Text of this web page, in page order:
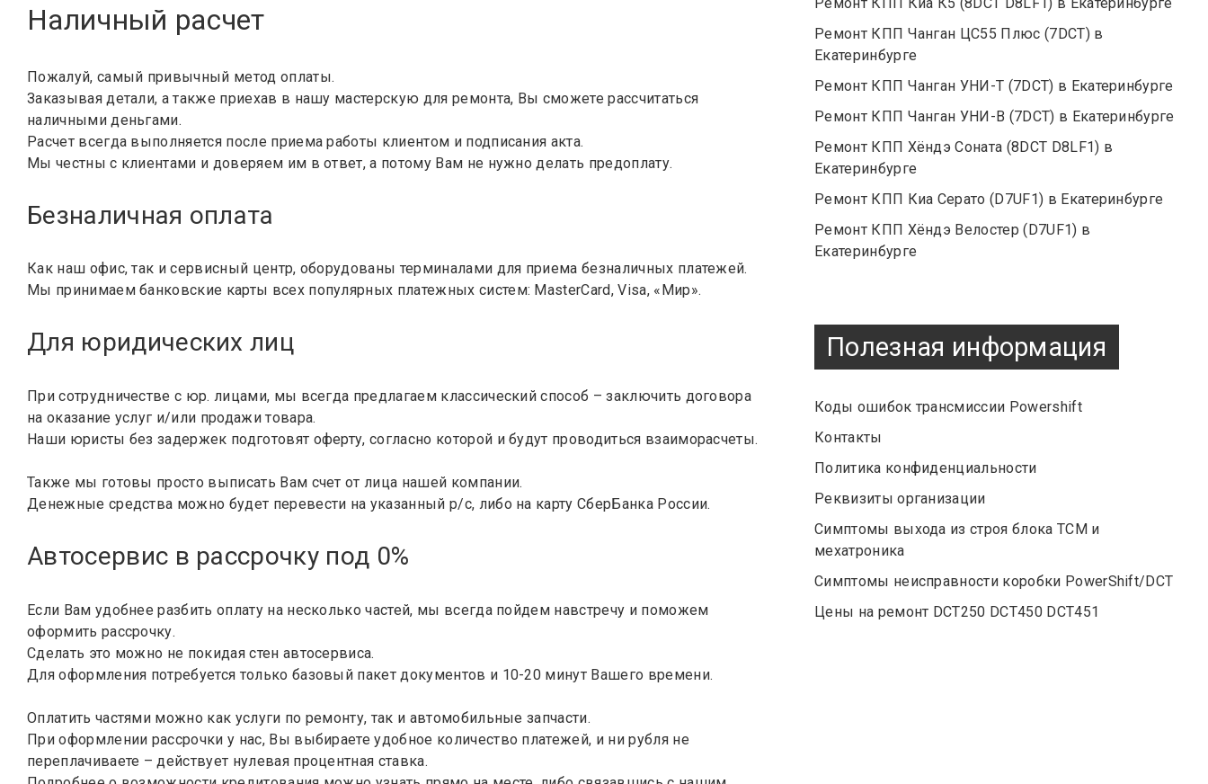
Наличный расчет
Пожалуй, самый привычный метод оплаты.
Заказывая детали, а также приехав в нашу мастерскую для ремонта, Вы сможете рассчитаться
наличными деньгами.
Расчет всегда выполняется после приема работы клиентом и подписания акта.
Мы честны с клиентами и доверяем им в ответ, а потому Вам не нужно делать предоплату.
Безналичная оплата
Как наш офис, так и сервисный центр, оборудованы терминалами для приема безналичных платежей.
Мы принимаем банковские карты всех популярных платежных систем: MasterCard, Visa, «Мир».
Для юридических лиц
При сотрудничестве с юр. лицами, мы всегда предлагаем классический способ – заключить договора
на оказание услуг и/или продажи товара.
Наши юристы без задержек подготовят оферту, согласно которой и будут проводиться взаиморасчеты.
Также мы готовы просто выписать Вам счет от лица нашей компании.
Денежные средства можно будет перевести на указанный р/с, либо на карту СберБанка России.
Автосервис в рассрочку под 0%
Если Вам удобнее разбить оплату на несколько частей, мы всегда пойдем навстречу и поможем
оформить рассрочку.
Сделать это можно не покидая стен автосервиса.
Для оформления потребуется только базовый пакет документов и 10-20 минут Вашего времени.
Оплатить частями можно как услуги по ремонту, так и автомобильные запчасти.
При оформлении рассрочки у нас, Вы выбираете удобное количество платежей, и ни рубля не
переплачиваете – действует нулевая процентная ставка.
Ремонт КПП Чанган ЦС55 Плюс (7DCT) в
Екатеринбурге
Ремонт КПП Чанган УНИ-Т (7DCT) в Екатеринбурге
Ремонт КПП Чанган УНИ-В (7DCT) в Екатеринбурге
Ремонт КПП Хёндэ Соната (8DCT D8LF1) в
Екатеринбурге
Ремонт КПП Киа Серато (D7UF1) в Екатеринбурге
Ремонт КПП Хёндэ Велостер (D7UF1) в
Екатеринбурге
Полезная информация
Коды ошибок трансмиссии Powershift
Контакты
Политика конфиденциальности
Реквизиты организации
Симптомы выхода из строя блока TCM и
мехатроника
Симптомы неисправности коробки PowerShift/DCT
Цены на ремонт DCT250 DCT450 DCT451